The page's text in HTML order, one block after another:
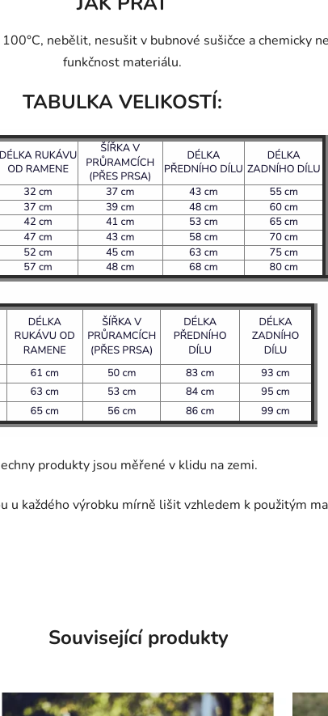
nebělit, nesušit v bubnové sušičce a chemicky
funkčnost materiálu.
TABULKA VELIKOSTÍ:
produkty jsou měřené v klidu na zemi.
u každého výrobku mírně lišit vzhledem k použitým
Související produkty